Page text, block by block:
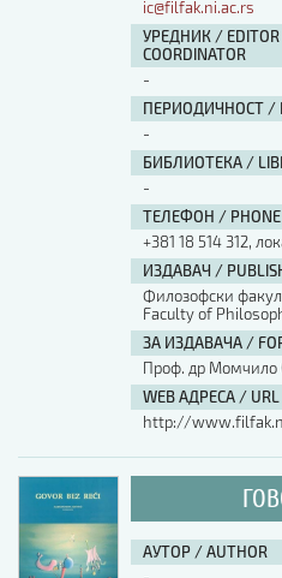
ic@filfak.ni.ac.rs
УРЕДНИК /
COORDINATOR
-
ПЕРИОДИЧНОСТ /
-
БИБЛИОТЕКА /
-
ТЕЛЕФОН / PHONE
+381 18 514 312,
ИЗДАВАЧ /
Филозофски
Faculty of
ЗА ИЗДАВАЧА /
Проф. др Момчило
WEB АДРЕСА / URL
http://
АУТОР / AUTHOR